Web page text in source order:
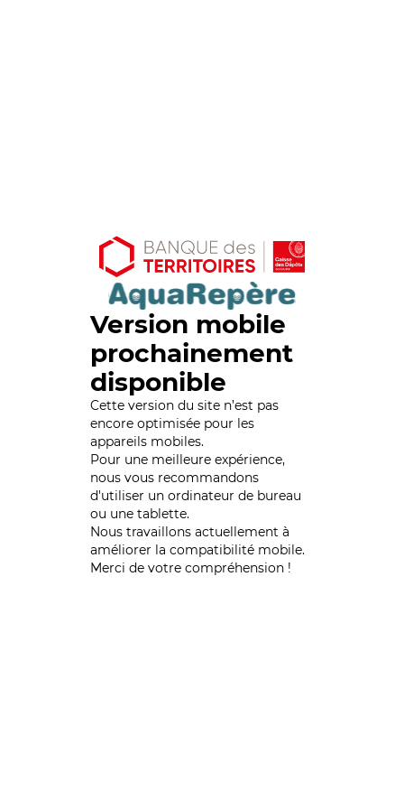
Version mobile
prochainement
disponible
Cette version du site n’est pas
encore optimisée pour les
appareils mobiles.
Pour une meilleure expérience,
nous vous recommandons
d'utiliser un ordinateur de bureau
ou une tablette.
Nous travaillons actuellement à
améliorer la compatibilité mobile.
Merci de votre compréhension !